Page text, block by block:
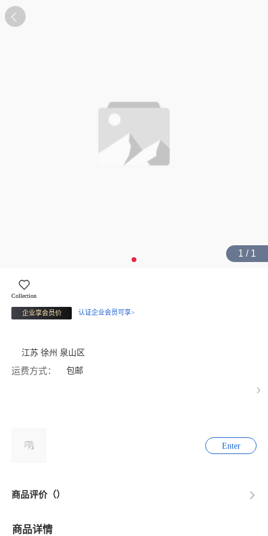
1 / 1
Collection
企业享会员价 认证企业会员可享>
江苏 徐州 泉山区
运费方式： 包邮
Enter
商品评价（）
商品详情